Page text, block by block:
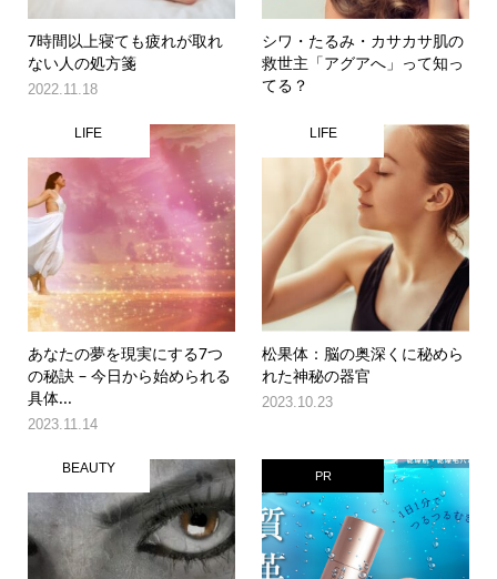
7時間以上寝ても疲れが取れ
ない人の処方箋
2022.11.18
シワ・たるみ・カサカサ肌の
救世主「アグアへ」って知っ
てる？
LIFE
あなたの夢を現実にする7つ
の秘訣 – 今日から始められる
具体...
2023.11.14
LIFE
松果体：脳の奥深くに秘めら
れた神秘の器官
2023.10.23
BEAUTY PR